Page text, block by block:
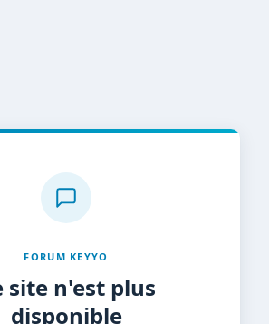
FORUM KEYYO
site n'est plus
disponible